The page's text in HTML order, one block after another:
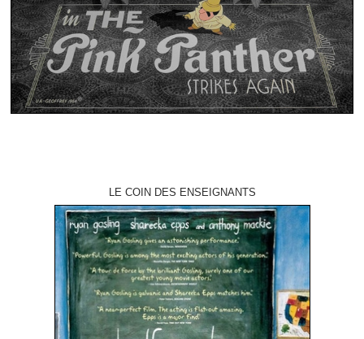
LE COIN DES ENSEIGNANTS